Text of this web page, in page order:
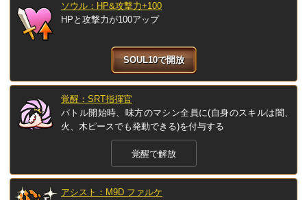
ソウル：HP&攻撃力+100
HPと攻撃力が100アップ
SOUL10で開放
覚醒：SRT指揮官
バトル開始時、味方のマシン全員に(自身のスキルは闇、
火、木ピースでも発動できる)を付与する
覚醒で解放
アシスト：M9D ファルケ